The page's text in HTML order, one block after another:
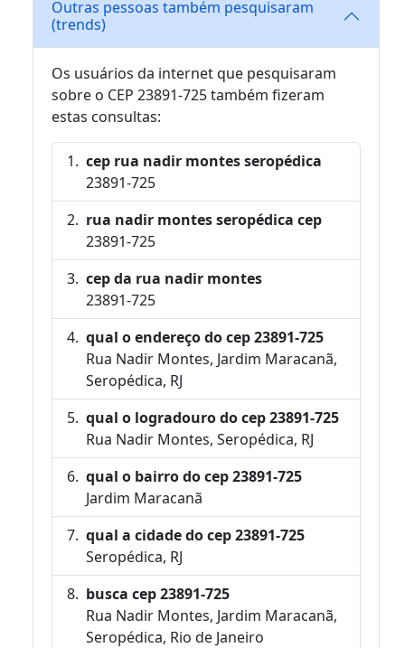
Outras pessoas também pesquisaram
(trends)
Os usuários da internet que pesquisaram
sobre o CEP 23891-725 também fizeram
estas consultas:
cep rua nadir montes seropédica
23891-725
rua nadir montes seropédica cep
23891-725
cep da rua nadir montes
23891-725
qual o endereço do cep 23891-725
Rua Nadir Montes, Jardim Maracanã,
Seropédica, RJ
qual o logradouro do cep 23891-725
Rua Nadir Montes, Seropédica, RJ
qual o bairro do cep 23891-725
Jardim Maracanã
qual a cidade do cep 23891-725
Seropédica, RJ
busca cep 23891-725
Rua Nadir Montes, Jardim Maracanã,
Seropédica, Rio de Janeiro